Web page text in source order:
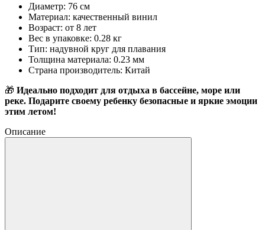
Диаметр: 76 см
Материал: качественный винил
Возраст: от 8 лет
Вес в упаковке: 0.28 кг
Тип: надувной круг для плавания
Толщина материала: 0.23 мм
Страна производитель: Китай
🎁 Идеально подходит для отдыха в бассейне, море или
реке. Подарите своему ребенку безопасные и яркие эмоции
этим летом!
Описание